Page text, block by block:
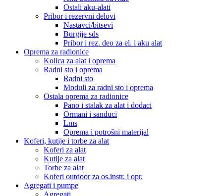
Ostali aku-alati
Pribor i rezervni delovi
Nastavci/bitsevi
Burgije sds
Pribor i rez. deo za el. i aku alat
Oprema za radionice
Kolica za alat i oprema
Radni sto i oprema
Radni sto
Moduli za radni sto i oprema
Ostala oprema za radionice
Pano i stalak za alat i dodaci
Ormani i sanduci
Lms
Oprema i potrošni materijal
Koferi, kutije i torbe za alat
Koferi za alat
Kutije za alat
Torbe za alat
Koferi outdoor za os.instr. i opr.
Agregati i pumpe
Agregati